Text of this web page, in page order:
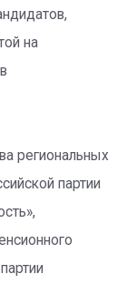
на
региональных
партии